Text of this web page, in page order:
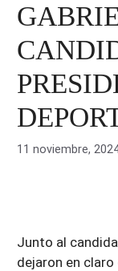
11 noviembre,
Junto al
dejaron en